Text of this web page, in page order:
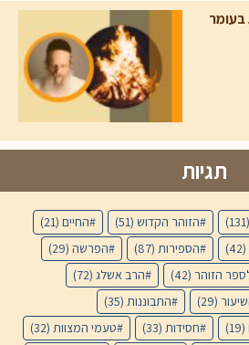
בעומר
תגיות
(131) הזוהר הקדוש (51) החיים (21)
(42) הספירות (87) הפרשה (29)
הזוהר (42) הרב אשלג (72)
(29) התבוננות (35)
(19) חסידות (33) טעמי המצוות (32)